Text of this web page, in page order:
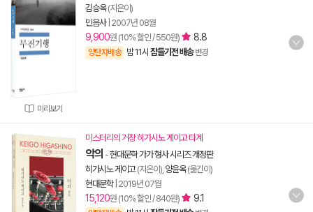
미리보기
김승옥(지은이)
민음사| 2007년 08월
9,900원 (10% 할인 / 550원) 8.8
양탄자배송 밤 11시 잠들기전 배송 변경
미스터리의 거장 히가시노 게이고 타계
악의 -현대문학 가가 형사 시리즈 개정판
히가시노 게이고(지은이), 양윤옥(옮긴이)
현대문학| 2019년 07월
15,120원 (10% 할인 / 840원) 9.1